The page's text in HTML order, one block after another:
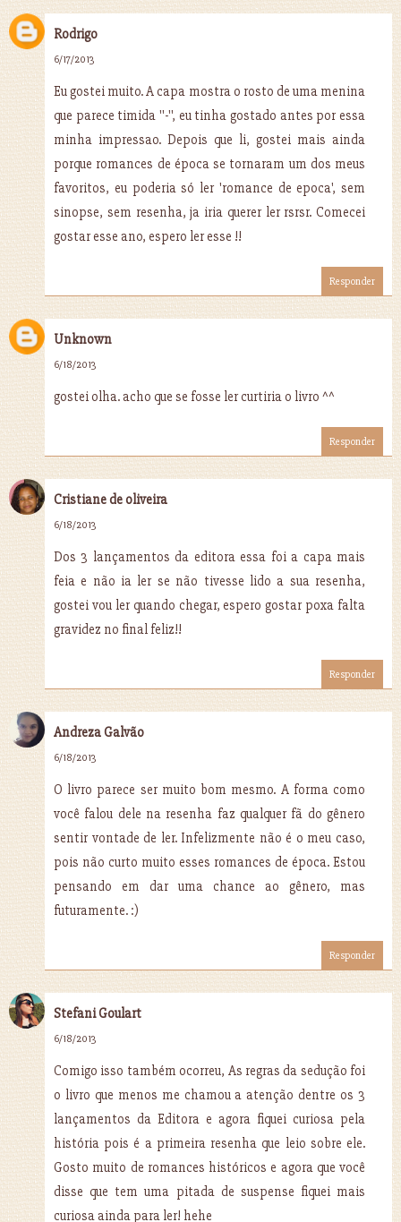
Rodrigo
6/17/2013
Eu gostei muito. A capa mostra o rosto de uma menina
que parece timida ''-'', eu tinha gostado antes por essa
minha impressao. Depois que li, gostei mais ainda
porque romances de época se tornaram um dos meus
favoritos, eu poderia só ler 'romance de epoca', sem
sinopse, sem resenha, ja iria querer ler rsrsr. Comecei
gostar esse ano, espero ler esse !!
Responder
Unknown
6/18/2013
gostei olha. acho que se fosse ler curtiria o livro ^^
Responder
Cristiane de oliveira
6/18/2013
Dos 3 lançamentos da editora essa foi a capa mais
feia e não ia ler se não tivesse lido a sua resenha,
gostei vou ler quando chegar, espero gostar poxa falta
gravidez no final feliz!!
Responder
Andreza Galvão
6/18/2013
O livro parece ser muito bom mesmo. A forma como
você falou dele na resenha faz qualquer fã do gênero
sentir vontade de ler. Infelizmente não é o meu caso,
pois não curto muito esses romances de época. Estou
pensando em dar uma chance ao gênero, mas
futuramente. :)
Responder
Stefani Goulart
6/18/2013
Comigo isso também ocorreu, As regras da sedução foi
o livro que menos me chamou a atenção dentre os 3
lançamentos da Editora e agora fiquei curiosa pela
história pois é a primeira resenha que leio sobre ele.
Gosto muito de romances históricos e agora que você
disse que tem uma pitada de suspense fiquei mais
curiosa ainda para ler! hehe